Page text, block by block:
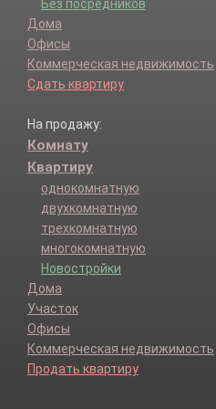
Без посредников
Дома
Офисы
Коммерческая недвижимость
Сдать квартиру
На продажу:
Комнату
Квартиру
однокомнатную
двухкомнатную
трехкомнатную
многокомнатную
Новостройки
Дома
Участок
Офисы
Коммерческая недвижимость
Продать квартиру